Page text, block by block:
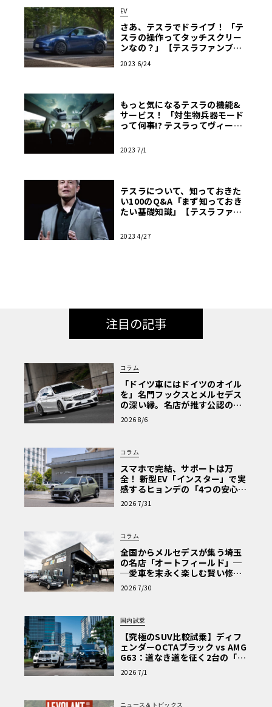
EV
さあ、テスラでドライブ！ 「テ
スラの操作ってタッチスクリー
ンなの？」【テスラファンブッ
2023 6/24
もっと気になるテスラの機能&
サービス！ 「対生物兵器モード
って何事!? テスラってヴィーガ
ク】
2023 7/1
テスラについて、知っておきた
い100のQ&A「まず知っておき
たい基礎知識」【テスラファン
2023 4/27
注目の記事
コラム
「ドイツ車にはドイツのオイル
を」名門フックスとメルセデス
の深い縁。名店が推す公認の安
心と、Cクラスで味わうシルキー
な走り〈PR〉
2026 8/6
コラム
スマホで完結、サポートは万
全！ 新型EV「インスター」で実
感するヒョンデの「4つの安心」
【第1回・ヒョンデ6つの疑問：
Why? Hyundai?】〈PR〉
2026 7/31
コラム
全国からメルセデスが集う埼玉
の名店「オートフィールド」─
─愛車を末永く楽しむ賢い修理
術と、プロがフックス製オイル
を選ぶ理由〈PR〉
2026 7/30
国内試乗
【究極のSUV比較試乗】ディフ
ェンダーOCTAブラック vs AMG
G63：道なき道を征く2台の「対
極的アプローチ」
2026 7/1
ニュース＆トピックス